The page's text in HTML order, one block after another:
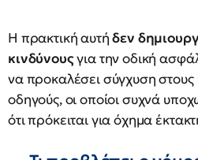
Η πρακτική αυτήδεν
κινδύνουςγια την οδική
να προκαλέσει σύγχυση στους
οδηγούς, οι οποίοι συχνά
ότι πρόκειται για όχημα